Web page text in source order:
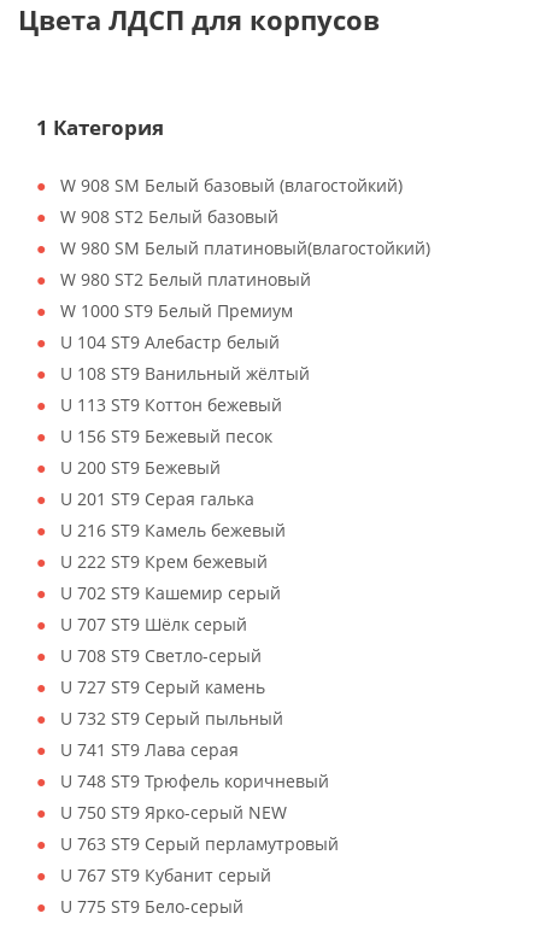
Цвета ЛДСП для корпусов
1 Категория
W 908 SM Белый базовый (влагостойкий)
W 908 ST2 Белый базовый
W 980 SM Белый платиновый(влагостойкий)
W 980 ST2 Белый платиновый
W 1000 ST9 Белый Премиум
U 104 ST9 Алебастр белый
U 108 ST9 Ванильный жёлтый
U 113 ST9 Коттон бежевый
U 156 ST9 Бежевый песок
U 200 ST9 Бежевый
U 201 ST9 Серая галька
U 216 ST9 Камель бежевый
U 222 ST9 Крем бежевый
U 702 ST9 Кашемир серый
U 707 ST9 Шёлк серый
U 708 ST9 Светло-серый
U 727 ST9 Серый камень
U 732 ST9 Серый пыльный
U 741 ST9 Лава серая
U 748 ST9 Трюфель коричневый
U 750 ST9 Ярко-серый NEW
U 763 ST9 Серый перламутровый
U 767 ST9 Кубанит серый
U 775 ST9 Бело-серый